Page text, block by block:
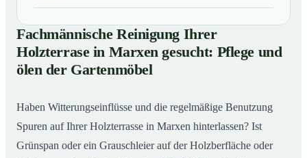
01 Fachmännische Reinigung Ihrer Holzterrase in Marxen
gesucht: Pflege und ölen der Gartenmöbel
So reinigen unsere Profis Holzterrassen in Marxen
Fachmännische Reinigung Ihrer
Holzterrase in Marxen gesucht: Pflege und
ölen der Gartenmöbel
Haben Witterungseinflüsse und die regelmäßige Benutzung
Spuren auf Ihrer Holzterrasse in Marxen hinterlassen? Ist
Grünspan oder ein Grauschleier auf der Holzberfläche oder